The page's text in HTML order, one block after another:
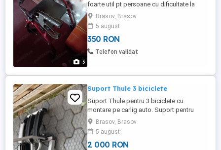
3
foarte util pt persoane cu dificultate la
deplasare; are scaun pt odihnă și coș pt
cumpărături .
Brasov, Brasov
5 august
350 RON
Telefon validat
Suport Thule 3 biciclete
Suport Thule pentru 3 biciclete cu
montare pe carlig auto. Suport pentru
numar inmatriculare Sistem de
semnalizare cu cablu de conectare auto
Stare foarte buna
Brasov, Brasov
5 august
2 000 RON